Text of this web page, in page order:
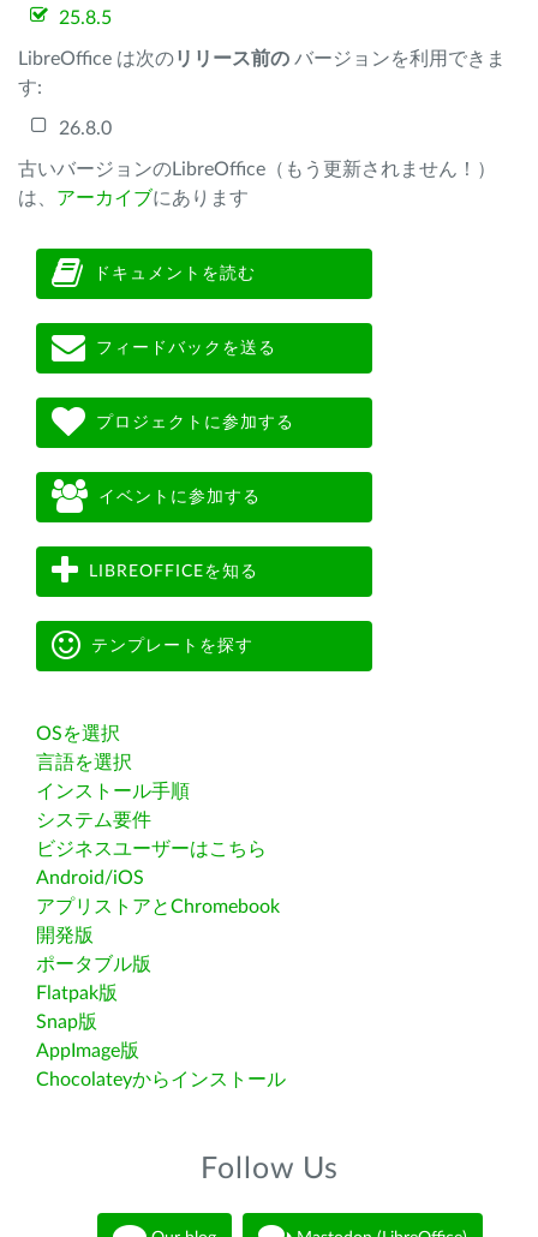
25.8.5
LibreOffice は次のリリース前の バージョンを利用できま
す:
26.8.0
古いバージョンのLibreOffice（もう更新されません！）
は、 アーカイブにあります
ドキュメントを読む
フィードバックを送る
プロジェクトに参加する
イベントに参加する
LIBREOFFICEを知る
テンプレートを探す
OSを選択
言語を選択
インストール手順
システム要件
ビジネスユーザーはこちら
Android/iOS
アプリストアとChromebook
開発版
ポータブル版
Flatpak版
Snap版
AppImage版
Chocolateyからインストール
Follow Us